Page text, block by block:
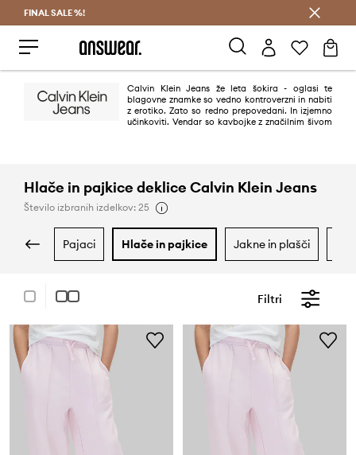
FINAL SALE %!
Calvin Klein Jeans že leta šokira - oglasi te
blagovne znamke so vedno kontroverzni in nabiti
z erotiko. Zato so redno prepovedani. In izjemno
učinkoviti. Vendar so kavbojke z značilnim šivom
Hlače in pajkice deklice Calvin Klein Jeans
Število izbranih izdelkov: 25
pajaci hlače in pajkice jakne in plašči
Filtri